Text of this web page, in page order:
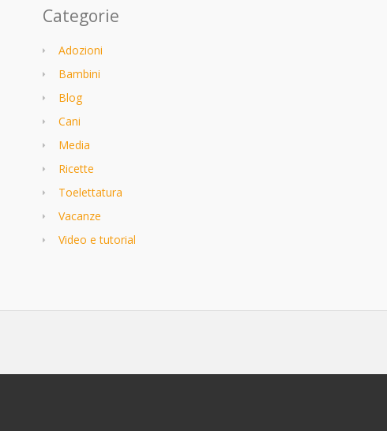
Categorie
Adozioni
Bambini
Blog
Cani
Media
Ricette
Toelettatura
Vacanze
Video e tutorial